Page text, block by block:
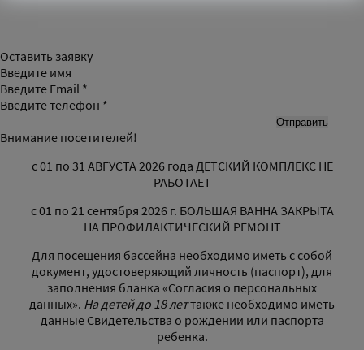
Оставить заявку
Введите имя
Введите Email *
Введите телефон *
Внимание посетителей!
с 01 по 31 АВГУСТА 2026 года ДЕТСКИЙ КОМПЛЕКС НЕ
РАБОТАЕТ
с 01 по 21 сентября 2026 г. БОЛЬШАЯ ВАННА ЗАКРЫТА
НА ПРОФИЛАКТИЧЕСКИЙ РЕМОНТ
Для посещения бассейна необходимо иметь с собой
документ, удостоверяющий личность (паспорт), для
заполнения бланка «Согласия о персональных
данных». На детей до 18 леттакже необходимо иметь
данные Свидетельства о рождении или паспорта
ребенка.